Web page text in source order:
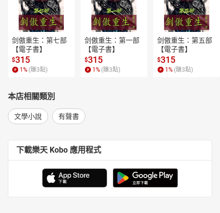
剑傲重生：第七部
【電子書】
$315
1 % (賺3點)
剑傲重生：第一部
【電子書】
$315
1 % (賺3點)
剑傲重生：第五部
【電子書】
$315
1 % (賺3點)
本店相關類別
文學小說 有聲書
下載樂天 Kobo 應用程式